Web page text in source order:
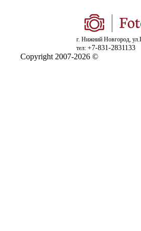
г. Нижний Новгород,
тел: +7-831-2831133
Copyright 2007-2026 ©